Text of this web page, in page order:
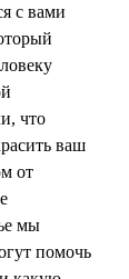
с вами
что
ваш
от
мы
помочь